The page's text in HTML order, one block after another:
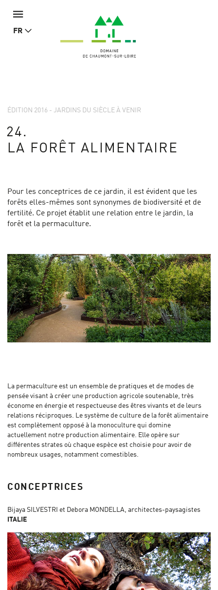
FR
ÉDITION 2016 - JARDINS DU SIÈCLE À VENIR
24.
LA FORÊT ALIMENTAIRE
Pour les conceptrices de ce jardin, il est évident que les
forêts elles-mêmes sont synonymes de biodiversité et de
fertilité. Ce projet établit une relation entre le jardin, la
forêt et la permaculture.
La permaculture est un ensemble de pratiques et de modes de
pensée visant à créer une production agricole soutenable, très
économe en énergie et respectueuse des êtres vivants et de leurs
relations réciproques. Le système de culture de la forêt alimentaire
est complètement opposé à la monoculture qui domine
actuellement notre production alimentaire. Elle opère sur
différentes strates où chaque espèce est choisie pour avoir de
nombreux usages, notamment comestibles.
CONCEPTRICES
Bijaya SILVESTRI et Debora MONDELLA, architectes-paysagistes
ITALIE